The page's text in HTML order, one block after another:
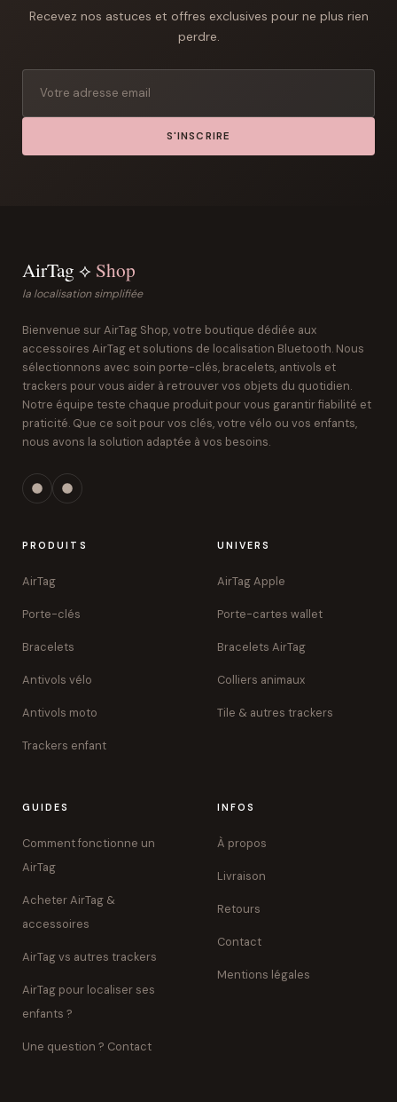
Recevez nos astuces et offres exclusives pour ne plus rien
perdre.
S'INSCRIRE
AirTag ⟡ Shop
la localisation simplifiée
Bienvenue sur AirTag Shop, votre boutique dédiée aux
accessoires AirTag et solutions de localisation Bluetooth. Nous
sélectionnons avec soin porte-clés, bracelets, antivols et
trackers pour vous aider à retrouver vos objets du quotidien.
Notre équipe teste chaque produit pour vous garantir fiabilité et
praticité. Que ce soit pour vos clés, votre vélo ou vos enfants,
nous avons la solution adaptée à vos besoins.
PRODUITS
AirTag
Porte-clés
Bracelets
Antivols vélo
Antivols moto
Trackers enfant
UNIVERS
AirTag Apple
Porte-cartes wallet
Bracelets AirTag
Colliers animaux
Tile & autres trackers
GUIDES
Comment fonctionne un
AirTag
Acheter AirTag &
accessoires
AirTag vs autres trackers
AirTag pour localiser ses
enfants ?
Une question ? Contact
INFOS
À propos
Livraison
Retours
Contact
Mentions légales